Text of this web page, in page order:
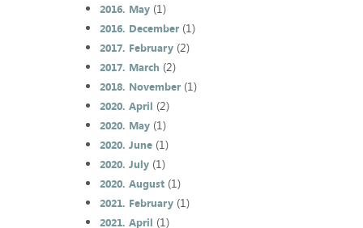
2016. May(1)
2016. December(1)
2017. February(2)
2017. March (2)
2018. November(1)
2020. April (2)
2020. May(1)
2020. June(1)
2020. July(1)
2020. August(1)
2021. February(1)
2021. April (1)